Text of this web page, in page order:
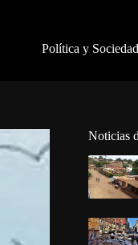
Política y Sociedad
Noticias